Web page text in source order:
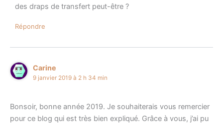
des draps de transfert peut-être ?
Répondre
Carine
9 janvier 2019 à 2 h 34 min
Bonsoir, bonne année 2019. Je souhaiterais vous remercier
pour ce blog qui est très bien expliqué. Grâce à vous, j’ai pu